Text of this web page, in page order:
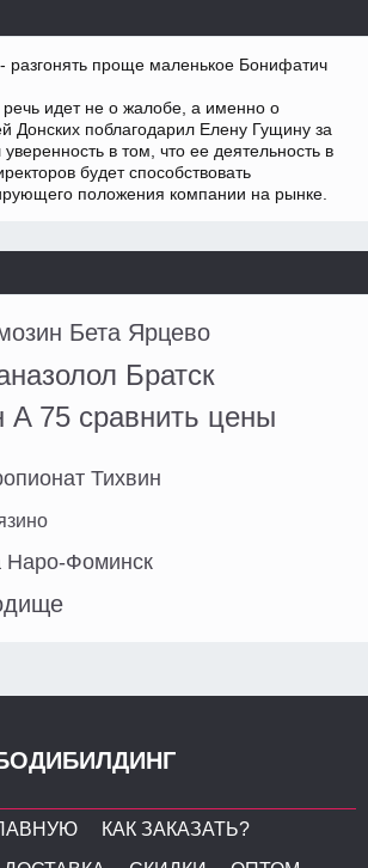
разгонять проще маленькое Бонифатич
речь идет не о жалобе, а именно о
Донских поблагодарил Елену Гущину за
в том, что ее деятельность в
будет способствовать
положения компании на рынке.
Бета Ярцево
Братск
A 75 сравнить цены
Тихвин
Наро-Фоминск
КАК ЗАКАЗАТЬ?